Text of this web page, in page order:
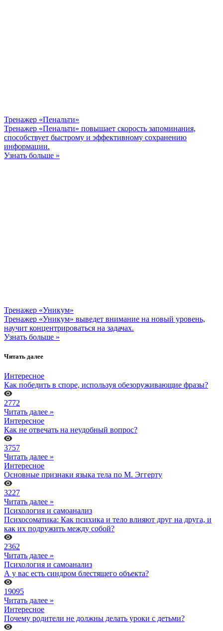
Тренажер «Пенальти»
Тренажер «Пенальти» повышает скорость запоминания,
способствует быстрому и эффективному сохранению
информации.
Узнать больше »
Тренажер «Уникум»
Тренажер «Уникум» выведет внимание на новый уровень,
научит концентрироваться на задачах.
Узнать больше »
Читать далее
Интересное
Как победить в споре, используя обезоруживающие фразы?
2772
Читать далее »
Интересное
Как не отвечать на неудобный вопрос?
3757
Читать далее »
Интересное
Основные признаки языка тела по М. Эггерту
3227
Читать далее »
Психология и самоанализ
Психосоматика: Как психика и тело влияют друг на друга, и
как их подружить между собой?
2362
Читать далее »
Психология и самоанализ
А у вас есть синдром блестящего объекта?
19095
Читать далее »
Интересное
Почему родители не должны делать уроки с детьми?